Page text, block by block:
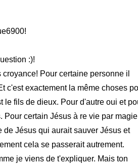
:)!
Pour certaine personne il
c'est exactement la même choses
le fils de dieux. Pour d'autre oui et
Pour certain Jésus à re vie par
de Jésus qui aurait sauver Jésus et
cela se passerait autrement.
je viens de t'expliquer. Mais ton